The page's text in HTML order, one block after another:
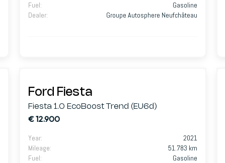
Fuel:
Gasoline
Dealer: Groupe Autosphere Neufchâteau
Ford Fiesta
Fiesta 1.0 EcoBoost Trend (EU6d)
€ 12.900
Year:
2021
Mileage:
51.783 km
Fuel:
Gasoline